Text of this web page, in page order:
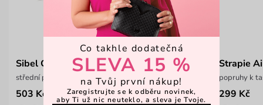
Sibel Grey
střední puntíkatá peněženka na zip
503 Kč 699 Kč
Strapie
popruhy k
299 Kč
Co takhle dodatečná
SLEVA 15 %
na Tvůj první nákup!
Zaregistrujte se k odběru novinek,
aby Ti už nic neuteklo, a sleva je Tvoje.